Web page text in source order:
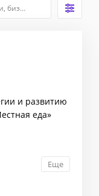
и развитию
еда»
Еще